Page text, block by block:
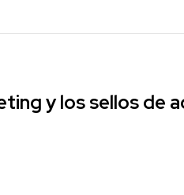
y los sellos de